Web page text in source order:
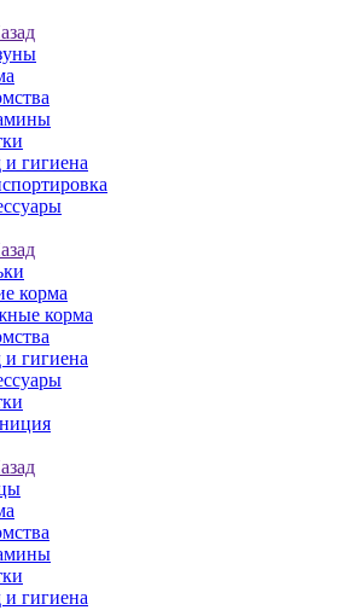
и гигиена
корма
корма
и гигиена
и гигиена